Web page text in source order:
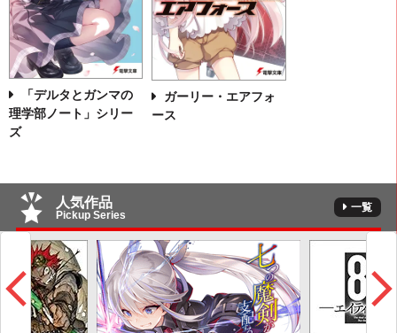
「デルタとガンマの
理学部ノート」シリー
ズ
ガーリー・エアフォ
ース
人気作品
Pickup Series
一覧